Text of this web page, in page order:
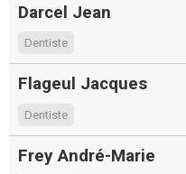
Darcel Jean
Dentiste
Flageul Jacques
Dentiste
Frey André-Marie